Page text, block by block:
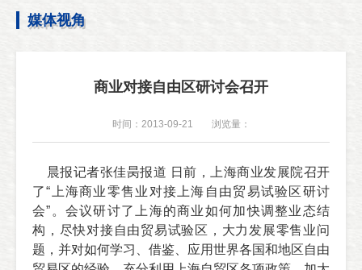
媒体视角
商业对接自由区研讨会召开
时间：2013-09-21 浏览量：
晨报记者张佳昺报道 日前，上海商业发展院召开
了“上海商业零售业对接上海自由贸易试验区研讨
会”。会议研讨了上海的商业如何加快调整业态结
构，尽快对接自由贸易试验区，大力发展零售业问
题，并对如何学习、借鉴、应用世界各国和地区自由